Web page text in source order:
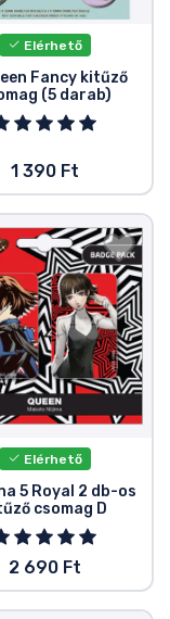
Elérhető
Fancy kitűző
(5 darab)
1 390 Ft
Elérhető
5 Royal 2 db-os
csomag D
2 690 Ft